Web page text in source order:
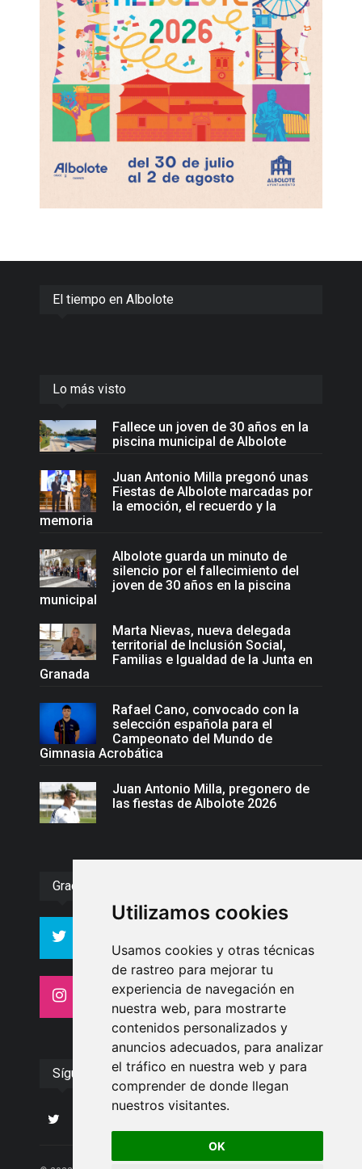
Utilizamos cookies
Usamos cookies y otras técnicas
de rastreo para mejorar tu
experiencia de navegación en
nuestra web, para mostrarte
contenidos personalizados y
anuncios adecuados, para analizar
el tráfico en nuestra web y para
comprender de donde llegan
nuestros visitantes.
OK
El tiempo en Albolote
Lo más visto
Fallece un joven de 30 años en la
piscina municipal de Albolote
Juan Antonio Milla pregonó unas
Fiestas de Albolote marcadas por
la emoción, el recuerdo y la
memoria
Albolote guarda un minuto de
silencio por el fallecimiento del
joven de 30 años en la piscina
municipal
Marta Nievas, nueva delegada
territorial de Inclusión Social,
Familias e Igualdad de la Junta en
Granada
Rafael Cano, convocado con la
selección española para el
Campeonato del Mundo de
Gimnasia Acrobática
Juan Antonio Milla, pregonero de
las fiestas de Albolote 2026
Gracias :)
Seguidores
Seguidores
4413
Seguidores
26
Seguidores
Síguenos